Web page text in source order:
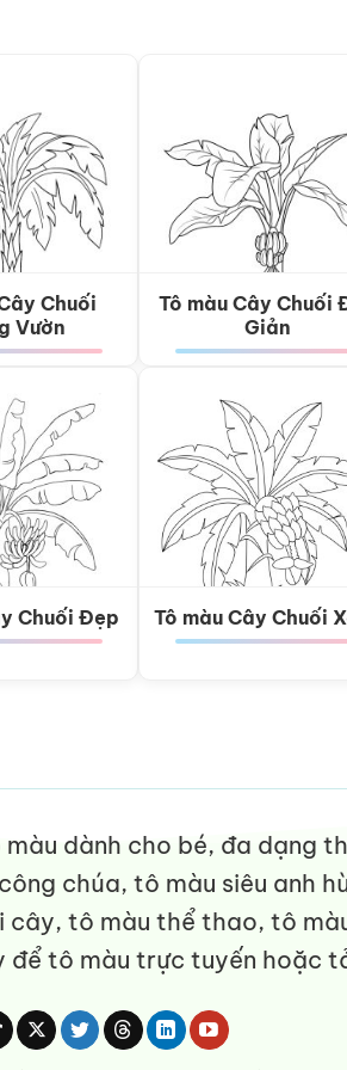
Chuối
Vườn
Tô màu Cây Chuối
Giản
Chuối Đẹp Tô màu Cây Chuối
dành cho bé, đa dạng
chúa, tô màu siêu anh
cây, tô màu thể thao, tô
để tô màu trực tuyến hoặc